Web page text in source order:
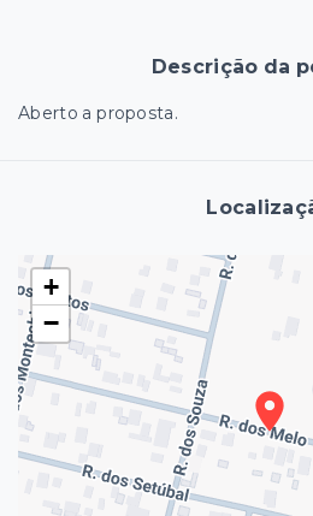
Descrição da
Aberto a proposta.
+
−